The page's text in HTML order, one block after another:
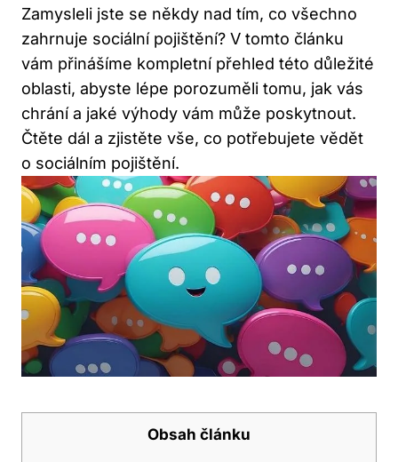
Zamysleli jste se někdy nad tím, co všechno
zahrnuje sociální pojištění? V tomto článku
vám přinášíme kompletní přehled této důležité
oblasti, abyste lépe porozuměli tomu, jak vás
chrání a jaké výhody vám může poskytnout.
Čtěte dál a zjistěte vše, co potřebujete vědět
o sociálním pojištění.
Obsah článku